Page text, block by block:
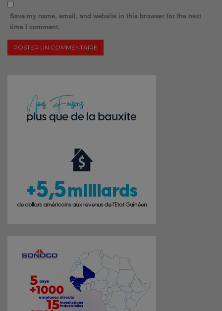
Save my name, email, and website in this browser for the next
time I comment.